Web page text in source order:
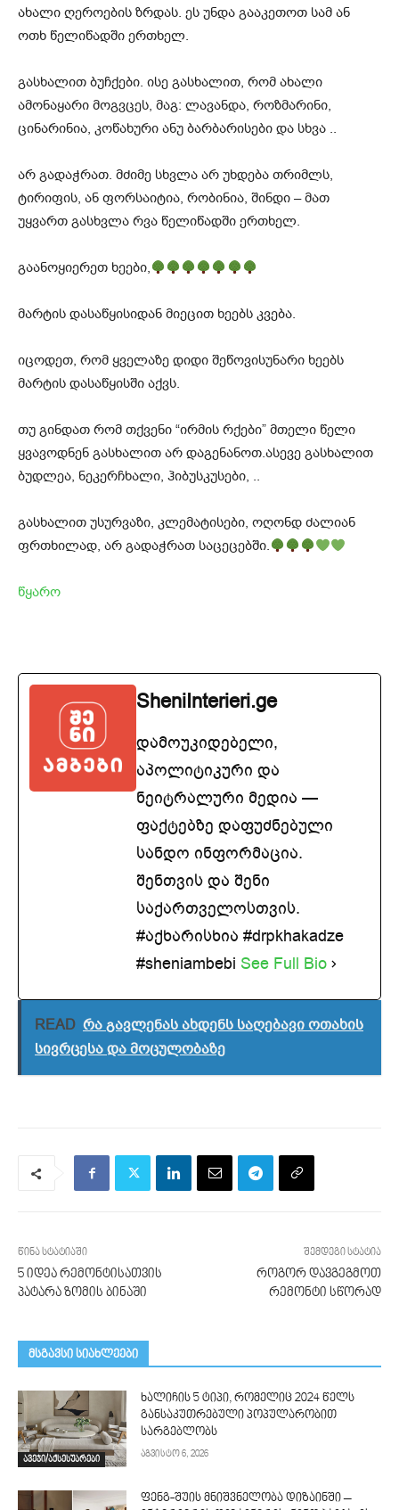
ახალი ღეროების ზრდას. ეს უნდა გააკეთოთ სამ ან
ოთხ წელიწადში ერთხელ.
გასხალით ბუჩქები. ისე გასხალით, რომ ახალი
ამონაყარი მოგვცეს, მაგ: ლავანდა, როზმარინი,
ცინარინია, კოწახური ანუ ბარბარისები და სხვა ..
არ გადაჭრათ. მძიმე სხვლა არ უხდება თრიმლს,
ტირიფის, ან ფორსაიტია, რობინია, შინდი – მათ
უყვართ გასხვლა რვა წელიწადში ერთხელ.
გაანოყიერეთ ხეები,
მარტის დასაწყისიდან მიეცით ხეებს კვება.
იცოდეთ, რომ ყველაზე დიდი შეწოვისუნარი ხეებს
მარტის დასაწყისში აქვს.
თუ გინდათ რომ თქვენი “ირმის რქები” მთელი წელი
ყვავოდნენ გასხალით არ დაგენანოთ.ასევე გასხალით
ბუდლეა, ნეკერჩხალი, ჰიბუსკუსები, ..
გასხალით უსურვაზი, კლემატისები, ოღონდ ძალიან
ფრთხილად, არ გადაჭრათ საცეცებში.
წყარო
SheniInterieri.ge
დამოუკიდებელი,
აპოლიტიკური და
ნეიტრალური მედია —
ფაქტებზე დაფუძნებული
სანდო ინფორმაცია.
შენთვის და შენი
საქართველოსთვის.
#აქხარისხია #drpkhakadze
#sheniambebi See Full Bio
READ რა გავლენას ახდენს საღებავი ოთახის
სივრცესა და მოცულობაზე
წინა სტატიაში
5 იდეა რემონტისათვის
პატარა ზომის ბინაში
შემდეგი სტატია
როგორ დავგეგმოთ
რემონტი სწორად
მსგავსი სიახლეები
ავეჯი/აქსესუარები
ხალიჩის 5 ტიპი, რომელიც 2024 წელს
განსაკუთრებული პოპულარობით
სარგებლობს
აგვისტო 6, 2026
ფენგ-შუის მნიშვნელობა დიზაინში –